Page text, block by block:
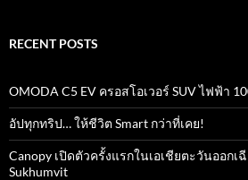
RECENT POSTS
OMODA C5 EV ครอสโอเวอร์ SUV ไฟฟ้า
อัปทุกทริป… ให้ชีวิต Smart กว่าที่เคย!
Canopy เปิดตัวครั้งแรกในเอเชียตะวันออกเ
Sukhumvit